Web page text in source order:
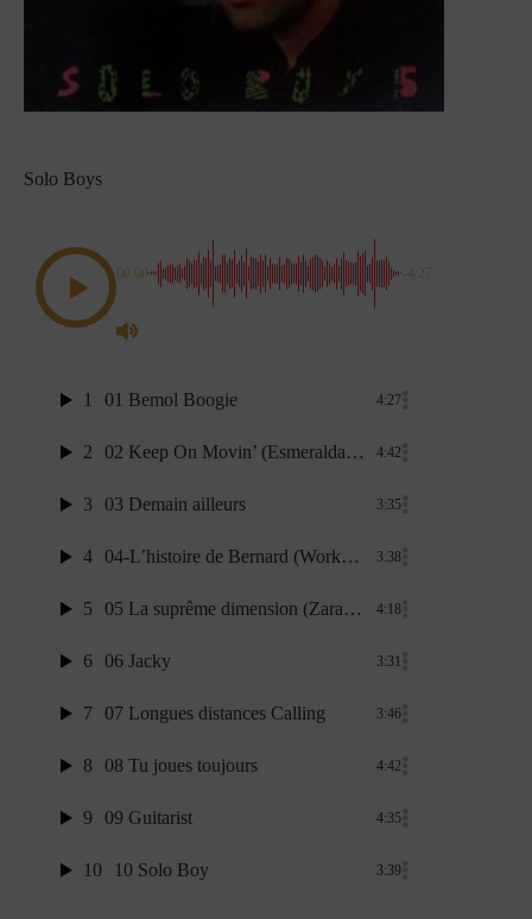
Solo Boys
00:00 -4:27
1 01 Bemol Boogie 4:27
2 02 Keep On Movin’ (Esmeralda 2nd) 4:42
3 03 Demain ailleurs 3:35
4 04-L’histoire de Bernard (Workers) 3:38
5 05 La suprême dimension (Zarathoustra Rock) 4:18
6 06 Jacky 3:31
7 07 Longues distances Calling 3:46
8 08 Tu joues toujours 4:42
9 09 Guitarist 4:35
10 10 Solo Boy 3:39